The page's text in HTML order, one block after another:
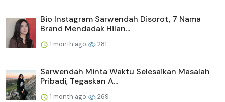
Bio Instagram Sarwendah Disorot, 7 Nama
Brand Mendadak Hilan...
1 month ago 281
Sarwendah Minta Waktu Selesaikan Masalah
Pribadi, Tegaskan A...
1 month ago 269